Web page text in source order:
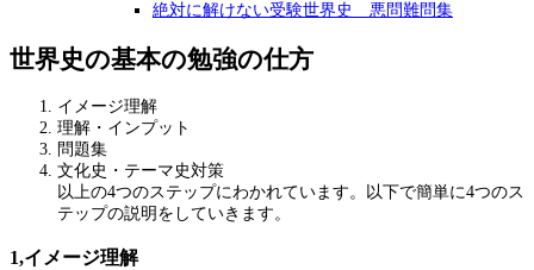
絶対に解けない受験世界史 悪問難問集
世界史の基本の勉強の仕方
イメージ理解
理解・インプット
問題集
文化史・テーマ史対策
以上の4つのステップにわかれています。以下で簡単に4つのス
テップの説明をしていきます。
1,イメージ理解